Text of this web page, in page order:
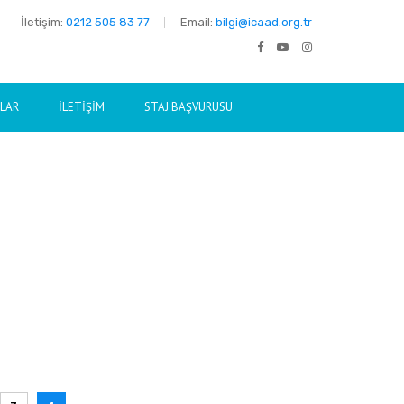
İletişim: 0212 505 83 77 Email: bilgi@icaad.org.tr
İLETIŞIM STAJ BAŞVURUSU